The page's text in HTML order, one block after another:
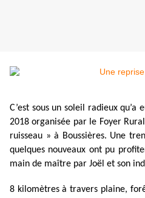
C’est sous un soleil radieux
2018 organisée par le Foyer
ruisseau » à Boussières. Une
quelques nouveaux ont pu
main de maître par Joël et son
8 kilomètres à travers plaine,